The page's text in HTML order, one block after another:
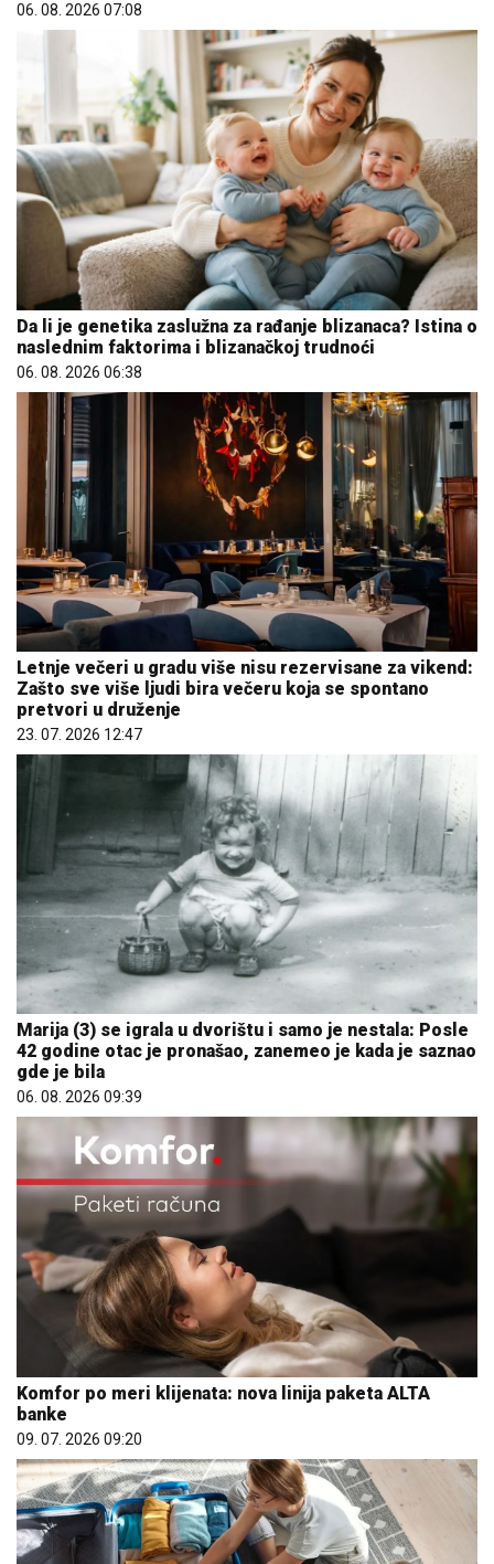
06. 08. 2026 07:08
Da li je genetika zaslužna za rađanje blizanaca? Istina o
naslednim faktorima i blizanačkoj trudnoći
06. 08. 2026 06:38
Letnje večeri u gradu više nisu rezervisane za vikend:
Zašto sve više ljudi bira večeru koja se spontano
pretvori u druženje
23. 07. 2026 12:47
Marija (3) se igrala u dvorištu i samo je nestala: Posle
42 godine otac je pronašao, zanemeo je kada je saznao
gde je bila
06. 08. 2026 09:39
Komfor po meri klijenata: nova linija paketa ALTA
banke
09. 07. 2026 09:20